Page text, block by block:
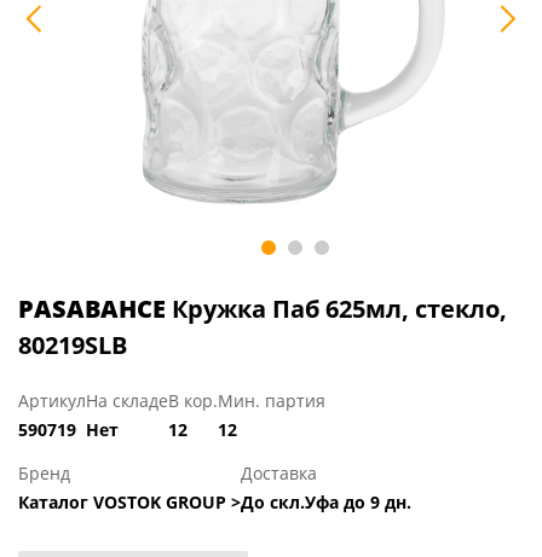
PASABAHCE Кружка Паб 625мл, стекло,
80219SLB
Артикул
590719
На складе
Нет
В кор.
12
Мин. партия
12
Бренд
Каталог VOSTOK GROUP >
Доставка
До скл.Уфа до 9 дн.